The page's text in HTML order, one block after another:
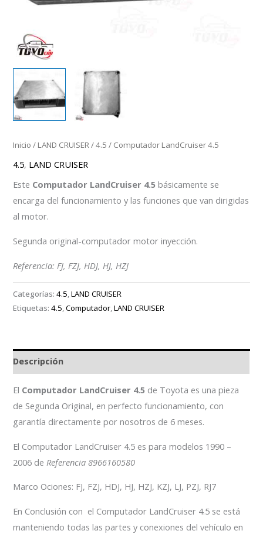
Inicio / LAND CRUISER/4.5 / Computador LandCruiser 4.5
4.5, LAND CRUISER
Este Computador LandCruiser 4.5 básicamente se
encarga del funcionamiento y las funciones que van dirigidas
al motor.
Segunda original-computador motor inyección.
Referencia: FJ, FZJ, HDJ, HJ, HZJ
Categorías:4.5,LAND CRUISER
Etiquetas:4.5,Computador,LAND CRUISER
Descripción
El Computador LandCruiser 4.5 de Toyota es una pieza
de Segunda Original, en perfecto funcionamiento, con
garantía directamente por nosotros de 6 meses.
El Computador LandCruiser 4.5 es para modelos 1990 –
2006 de Referencia 8966160580
Marco Ociones: FJ, FZJ, HDJ, HJ, HZJ, KZJ, LJ, PZJ, RJ7
En Conclusión con el Computador LandCruiser 4.5 se está
manteniendo todas las partes y conexiones del vehículo en